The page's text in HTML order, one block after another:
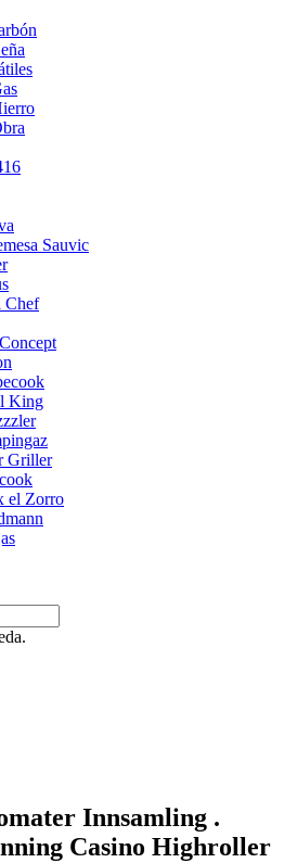
Sauvic
Chef
King
Griller
el Zorro
Innsamling .
Casino Highroller